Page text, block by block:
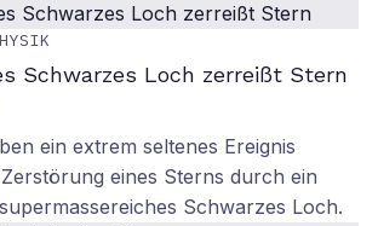
Schwarzes Loch zerreißt Stern
ein extrem seltenes Ereignis
eines Sterns durch ein
Schwarzes Loch.